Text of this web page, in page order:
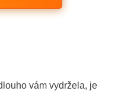
vám vydržela, je